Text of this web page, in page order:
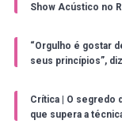
Show Acústico no
“Orgulho é gostar
seus princípios”,
Crítica | O segredo
que supera a